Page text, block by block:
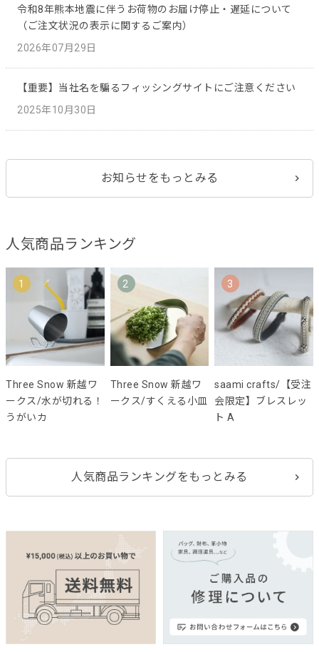
令和8年熊本地震に伴うお荷物のお届け停止・遅延について
（ご注文状況の表示に関するご案内）
2026年07月29日
【重要】当社名を騙るフィッシングサイトにご注意ください
2025年10月30日
お知らせをもっとみる
人気商品ランキング
1
Three Snow 新越ワ
ークス/水が切れる！
うがいカ
2
Three Snow 新越ワ
ークス/すくえる小皿
3
saami crafts/【受注
会限定】ブレスレッ
ト A
人気商品ランキングをもっとみる